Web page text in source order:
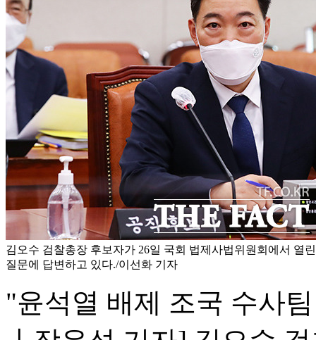
김오수 검찰총장 후보자가 26일 국회 법제사법위원회에서 열
질문에 답변하고 있다./이선화 기자
"윤석열 배제 조국 수사